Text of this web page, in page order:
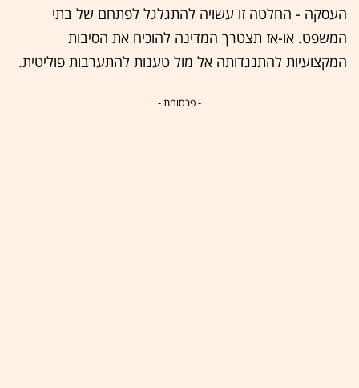
העסקה - החלטה זו עשויה להתגלגל לפתחם של בתי
המשפט. או-אז תצטרך המדינה להוכיח את הסיבות
המקצועיות להתנגדותה אל מול טענות להתערבות פוליטית.
- פרסומת -